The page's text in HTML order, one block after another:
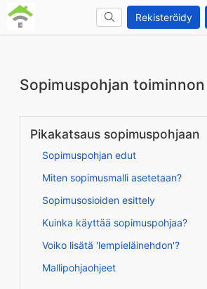
Rekisteröidy
Sopimuspohjan
Pikakatsaus sopimuspohjaan
Sopimuspohjan edut
Miten sopimusmalli asetetaan?
Sopimusosioiden esittely
Kuinka käyttää sopimuspohjaa?
Voiko lisätä 'lempieläinehdon'?
Mallipohjaohjeet